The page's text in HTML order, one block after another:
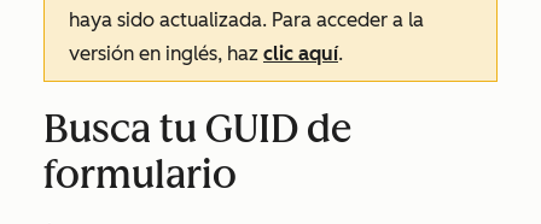
haya sido actualizada. Para acceder a la
versión en inglés, haz clic aquí.
Busca tu GUID de
formulario